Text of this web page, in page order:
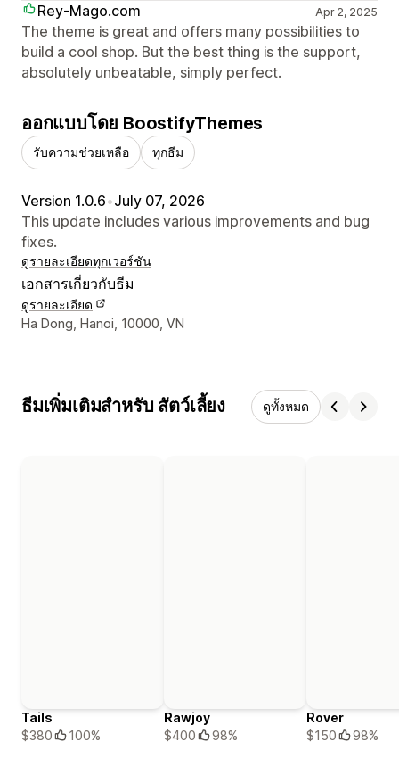
Rey-Mago.com
Apr 2, 2025
The theme is great and offers many possibilities to
build a cool shop. But the best thing is the support,
absolutely unbeatable, simply perfect.
ออกแบบโดย BoostifyThemes
รับความช่วยเหลือ ทุกธีม
Version 1.0.6•July 07, 2026
This update includes various improvements and bug
fixes.
ดูรายละเอียดทุกเวอร์ชัน
เอกสารเกี่ยวกับธีม
ดูรายละเอียด
รายละเอียดการติดต่อผู้ออกแบบ
Ha Dong, Hanoi, 10000, VN
ธีมเพิ่มเติมสำหรับ สัตว์เลี้ยง ดูทั้งหมด
Tails
$380
100%
Rawjoy
$400
98%
Rover
$150
98%